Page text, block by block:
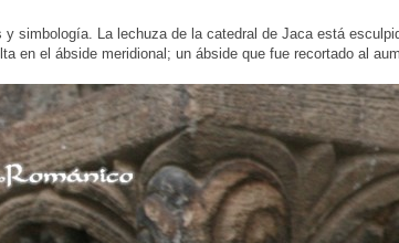
y simbología. La lechuza de la catedral de Jaca está
en el ábside meridional; un ábside que fue recortado al